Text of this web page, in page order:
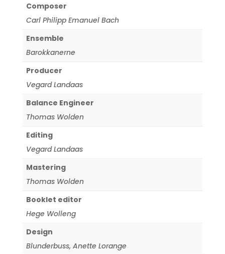
Composer
Carl Philipp Emanuel Bach
Ensemble
Barokkanerne
Producer
Vegard Landaas
Balance Engineer
Thomas Wolden
Editing
Vegard Landaas
Mastering
Thomas Wolden
Booklet editor
Hege Wolleng
Design
Blunderbuss, Anette Lorange